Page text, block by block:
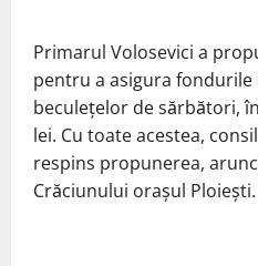
Primarul Volosevici a
pentru a asigura fondurile
beculețelor de sărbători,
lei. Cu toate acestea,
respins propunerea,
Crăciunului orașul Ploiești.